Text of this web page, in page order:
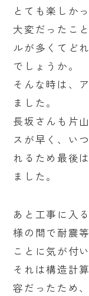
とても楽しか
大変だったこ
ルが多くてど
でしょうか。
そんな時は、
ました。
長坂さんも片
スが早く、い
れるため最後
ました。
あと工事に入
様の間で耐震
ことに気が付
それは構造計
容だったため